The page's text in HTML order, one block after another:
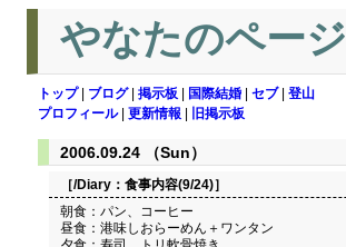
やなたのページ
トップ| ブログ| 掲示板 国際結婚 セブ| 登山
プロフィール| 更新情報 旧掲示板
2006.09.24 （Sun）
［/Diary： 食事内容(9/24)］
朝食：パン、コーヒー
昼食：港味しおらーめん＋ワンタン